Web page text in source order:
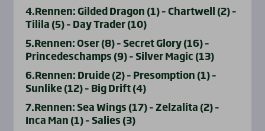
4.Rennen: Gilded Dragon (1) – Chartwell (2) –
Tilila (5) – Day Trader (10)
5.Rennen: Oser (8) – Secret Glory (16) –
Princedeschamps (9) – Silver Magic (13)
6.Rennen: Druide (2) – Presomption (1) –
Sunlike (12) – Big Drift (4)
7.Rennen: Sea Wings (17) – Zelzalita (2) –
Inca Man (1) – Salies (3)